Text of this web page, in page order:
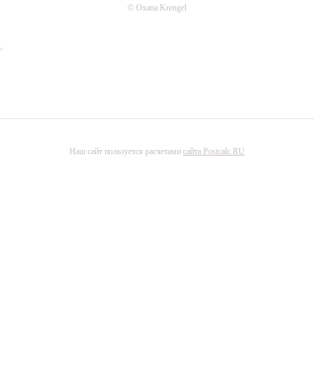
© Oxana Krengel
Наш сайт пользуется расчетами сайта Postcalc.RU